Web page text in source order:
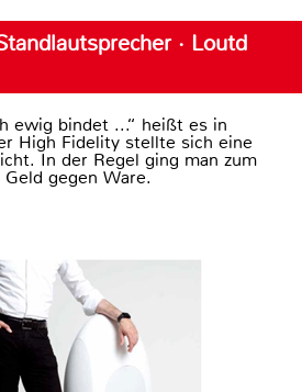
· Loutd
ewig bindet ...“ heißt es in
High Fidelity stellte sich eine
In der Regel ging man zum
gegen Ware.